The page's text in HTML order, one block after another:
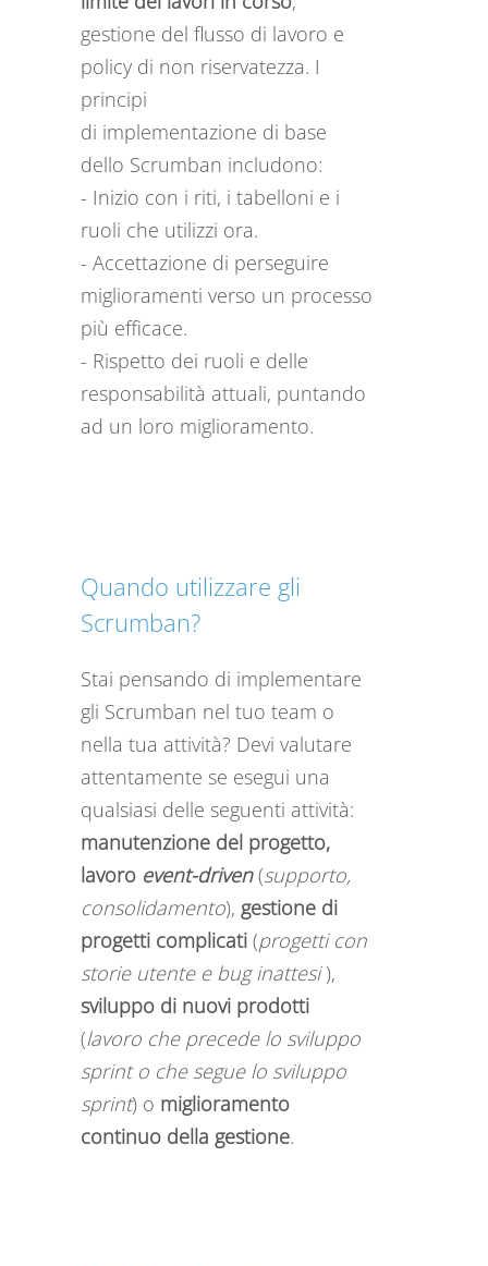
gestione del flusso di lavoro e
policy di non riservatezza. I
principi
di implementazione di base
dello Scrumban includono:
- Inizio con i riti, i tabelloni e i
ruoli che utilizzi ora.
- Accettazione di perseguire
miglioramenti verso un processo
più efficace.
- Rispetto dei ruoli e delle
responsabilità attuali, puntando
ad un loro miglioramento.
Quando utilizzare gli
Scrumban?
Stai pensando di implementare
gli Scrumban nel tuo team o
nella tua attività? Devi valutare
attentamente se esegui una
qualsiasi delle seguenti attività:
manutenzione del progetto,
lavoro event-driven(supporto,
consolidamento), gestione di
progetti complicati (progetti con
storie utente e bug inattesi),
sviluppo di nuovi prodotti
(lavoro che precede lo sviluppo
sprint o che segue lo sviluppo
sprint) o miglioramento
continuo della gestione.